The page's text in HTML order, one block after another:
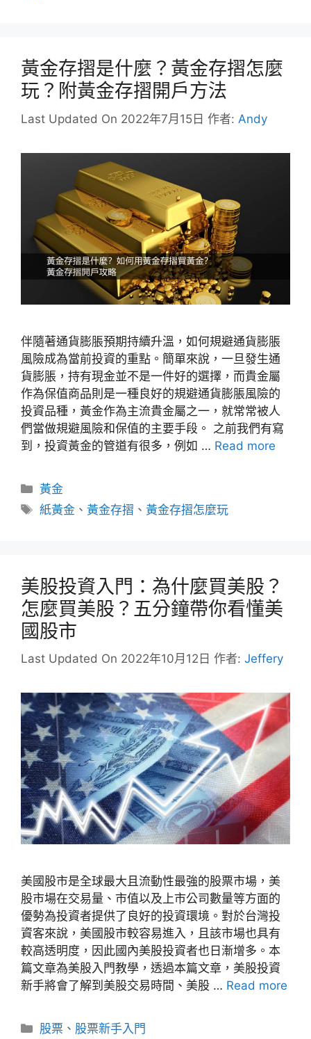
黃金存摺是什麼？黃金存摺怎麼
玩？附黃金存摺開戶方法
Last Updated On 2022年7月15日 作者: Andy
伴隨著通貨膨脹預期持續升溫，如何規避通貨膨脹
風險成為當前投資的重點。簡單來說，一旦發生通
貨膨脹，持有現金並不是一件好的選擇，而貴金屬
作為保值商品則是一種良好的規避通貨膨脹風險的
投資品種，黃金作為主流貴金屬之一，就常常被人
們當做規避風險和保值的主要手段。 之前我們有寫
到，投資黃金的管道有很多，例如 … Read more
分
類
黃金
標
紙黃金 、黃金存摺 、黃金存摺怎麼玩
美股投資入門：為什麼買美股？
怎麼買美股？五分鐘帶你看懂美
國股市
Last Updated On 2022年10月12日 作者: Jeffery
美國股市是全球最大且流動性最強的股票市場，美
股市場在交易量、市值以及上市公司數量等方面的
優勢為投資者提供了良好的投資環境。對於台灣投
資客來說，美國股市較容易進入，且該市場也具有
較高透明度，因此國內美股投資者也日漸增多。本
篇文章為美股入門教學，透過本篇文章，美股投資
新手將會了解到美股交易時間、美股 … Read more
分
股票 、 股票新手入門